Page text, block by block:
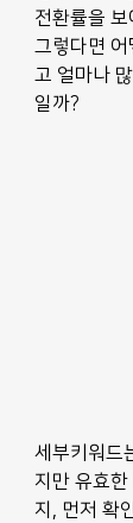
전환률을
그렇다면 어
고 얼마나
일까?
세부키워드
지만 유효
지, 먼저 확